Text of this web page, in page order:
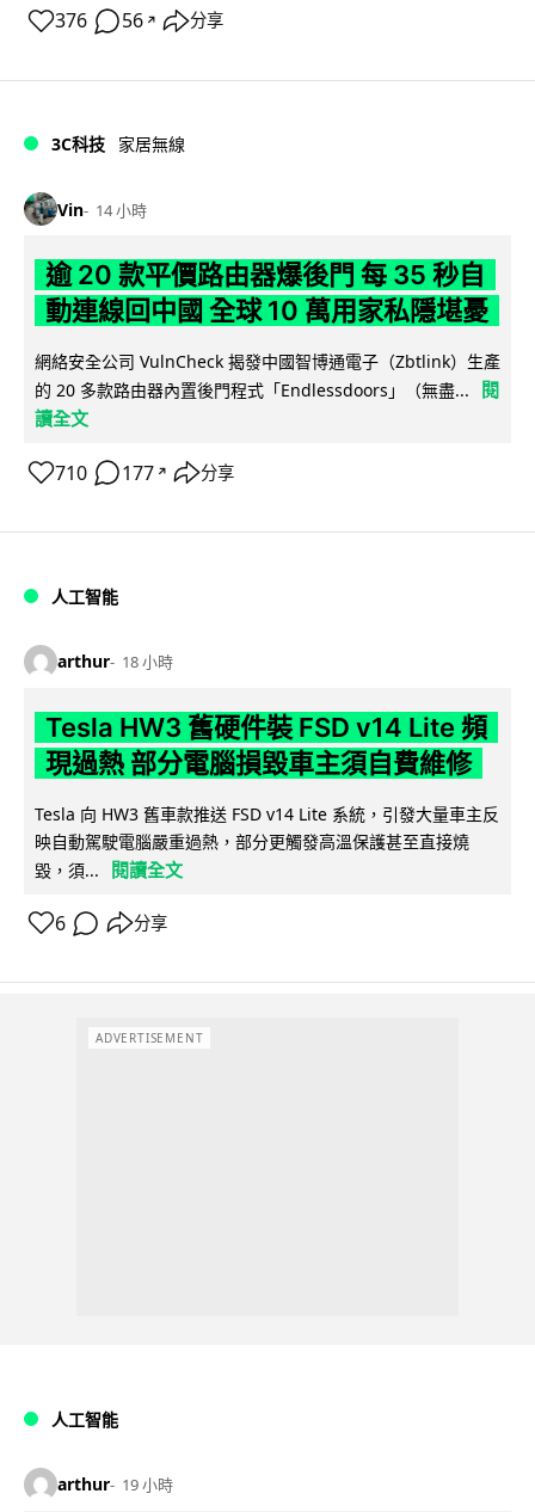
376 56 ↗ 分享
3C科技 家居無線
Vin 14 小時
逾 20 款平價路由器爆後門 每 35 秒自
動連線回中國 全球 10 萬用家私隱堪憂
網絡安全公司 VulnCheck 揭發中國智博通電子（Zbtlink）生產
的 20 多款路由器內置後門程式「Endlessdoors」（無盡...
閱
讀全文
710 177 ↗ 分享
人工智能
arthur 18 小時
Tesla HW3 舊硬件裝 FSD v14 Lite 頻
現過熱 部分電腦損毀車主須自費維修
Tesla 向 HW3 舊車款推送 FSD v14 Lite 系統，引發大量車主反
映自動駕駛電腦嚴重過熱，部分更觸發高溫保護甚至直接燒
毀，須...
閱讀全文
6 分享
ADVERTISEMENT
人工智能
arthur 19 小時